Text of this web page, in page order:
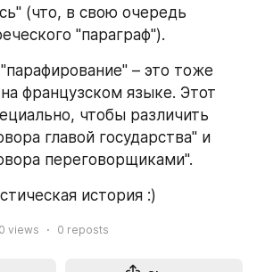
(что, в свою очередь
"параграф").
– это тоже
французском языке. Этот
чтобы различить
главой государства" и
переговорщиками".
история :)
0 views 0 reposts